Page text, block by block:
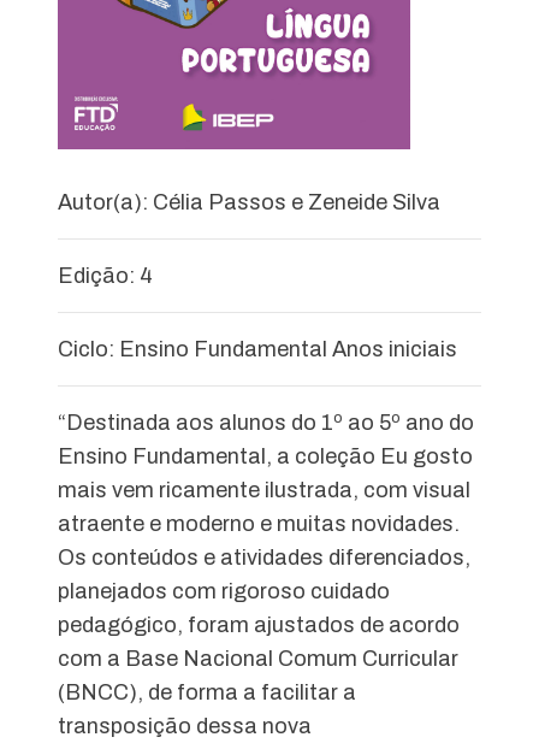
Autor(a): Célia Passos e Zeneide Silva
Edição: 4
Ciclo: Ensino Fundamental Anos iniciais
“Destinada aos alunos do 1º ao 5º ano do
Ensino Fundamental, a coleção Eu gosto
mais vem ricamente ilustrada, com visual
atraente e moderno e muitas novidades.
Os conteúdos e atividades diferenciados,
planejados com rigoroso cuidado
pedagógico, foram ajustados de acordo
com a Base Nacional Comum Curricular
(BNCC), de forma a facilitar a
transposição dessa nova